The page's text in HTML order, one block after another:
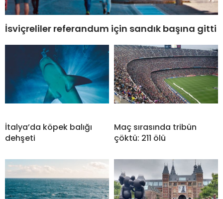
İsviçreliler referandum için sandık başına gitti
İtalya’da köpek balığı
dehşeti
Maç sırasında tribün
çöktü: 211 ölü